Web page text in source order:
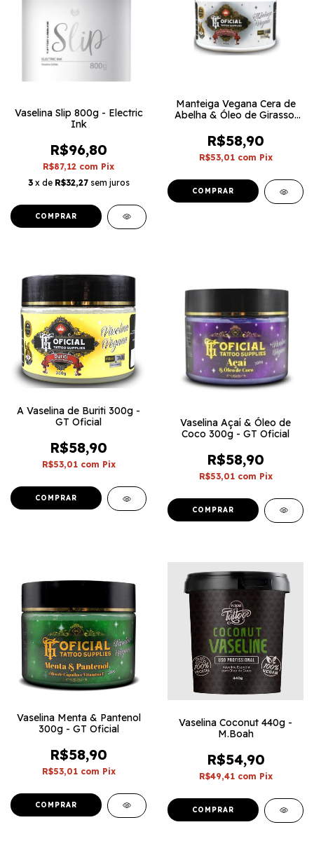
Vaselina Slip 800g - Electric
Ink
R$96,80
R$87,12 com Pix
3 x de R$32,27 sem juros
Manteiga Vegana Cera de
Abelha & Óleo de Girassol
R$58,90
R$53,01 com Pix
A Vaselina de Buriti 300g -
GT Oficial
R$58,90
R$53,01 com Pix
Vaselina Açaí & Óleo de
Coco 300g - GT Oficial
R$58,90
R$53,01 com Pix
Vaselina Menta & Pantenol
300g - GT Oficial
R$58,90
R$53,01 com Pix
Vaselina Coconut 440g -
M.Boah
R$54,90
R$49,41 com Pix